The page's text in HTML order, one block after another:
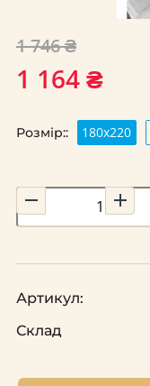
1 746 ₴
1 164 ₴
Розмір:: 180x220
Артикул:
Склад